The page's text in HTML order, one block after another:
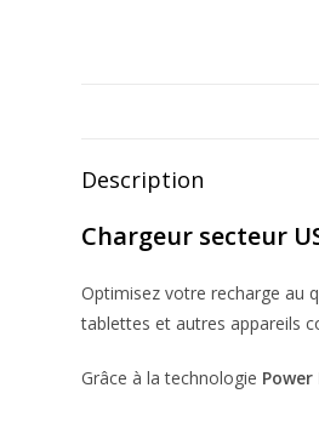
Description
Chargeur secteur
Optimisez votre recharge au
tablettes et autres appareils
Grâce à la technologie Power